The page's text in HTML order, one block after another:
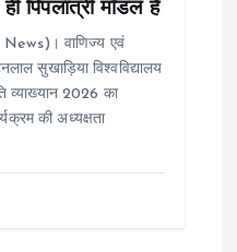
पिपलांत्री मॉडल है
वाणिज्य एवं
सुखाड़िया विश्वविद्यालय
व्याख्यान 2026 का
की अध्यक्षता